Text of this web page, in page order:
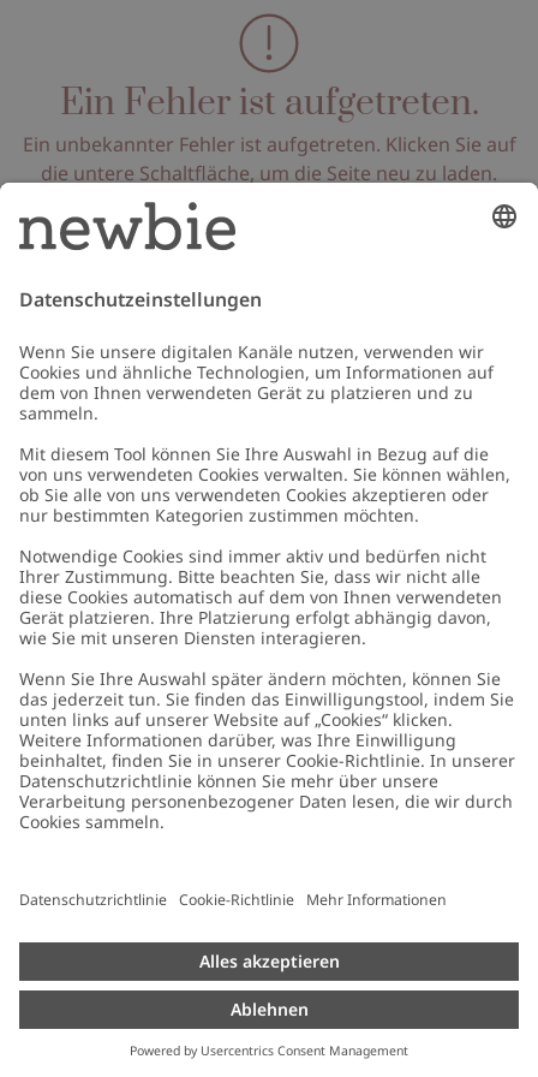
Ein Fehler ist aufgetreten.
Ein unbekannter Fehler ist aufgetreten. Klicken Sie auf
die untere Schaltfläche, um die Seite neu zu laden.
Seite neu laden